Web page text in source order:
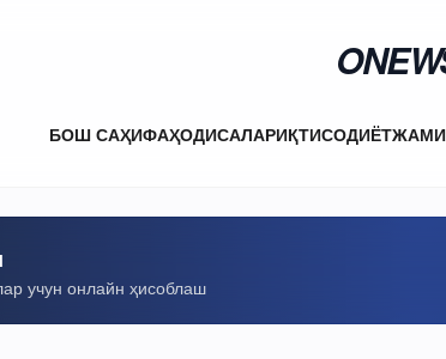
БОШ САҲИФАҲОДИСАЛАРИҚТИСОДИЁТ
учун онлайн ҳисоблаш